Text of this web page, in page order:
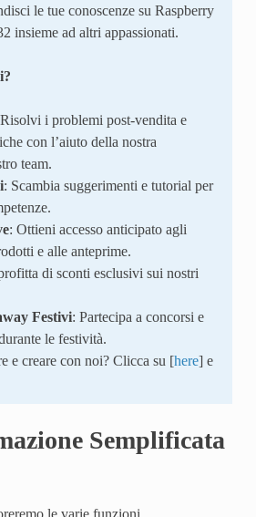
le tue conoscenze su Raspberry
insieme ad altri appassionati.
i problemi post-vendita e
con l’aiuto della nostra
team.
: Scambia suggerimenti e tutorial per
: Ottieni accesso anticipato agli
e alle anteprime.
di sconti esclusivi sui nostri
Festivi: Partecipa a concorsi e
le festività.
e creare con noi? Clicca su [here] e
Semplificata
le varie funzioni,